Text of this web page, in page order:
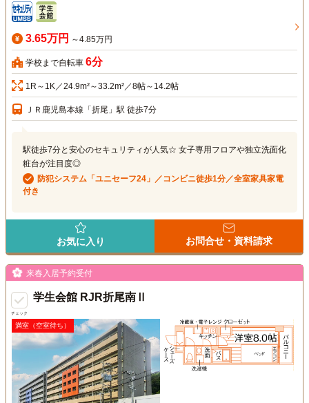
3.65万円 ～4.85万円
学校まで自転車 6分
1R～1K／24.9m²～33.2m²／8帖～14.2帖
ＪＲ鹿児島本線「折尾」駅 徒歩7分
駅徒歩7分と安心のセキュリティが人気☆ 女子専用フロアや独立洗面化
粧台が注目度◎
防犯システム「ユニセーフ24」／コンビニ徒歩1分／全室家具家電
付き
お気に入り お問合せ・資料請求
チェック
来春入居予約受付
学生会館 RJR折尾南Ⅱ
満室（空室待ち）